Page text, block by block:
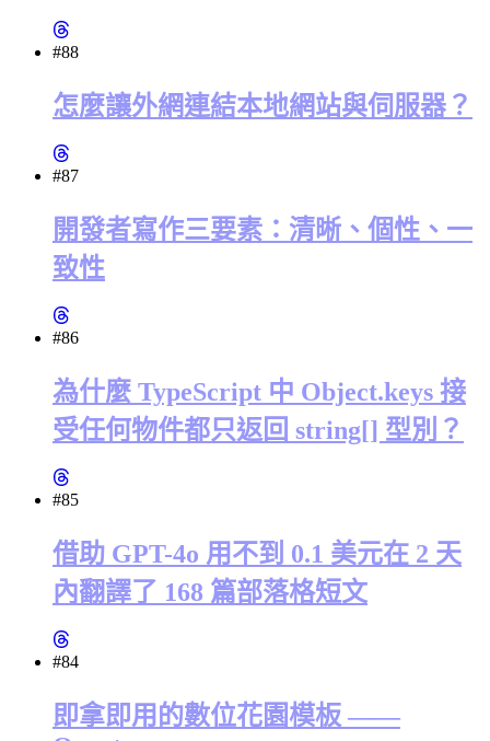
#88
怎麼讓外網連結本地網站與伺服器？
#87
開發者寫作三要素：清晰、個性、一
致性
#86
為什麼 TypeScript 中 Object.keys 接
受任何物件都只返回 string[] 型別？
#85
借助 GPT-4o 用不到 0.1 美元在 2 天
內翻譯了 168 篇部落格短文
#84
即拿即用的數位花園模板 ——